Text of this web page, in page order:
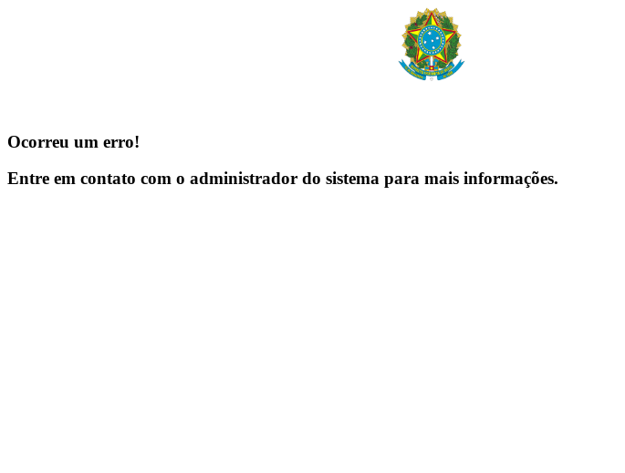
Ocorreu um erro!
Entre em contato com o administrador do sistema para mais informações.